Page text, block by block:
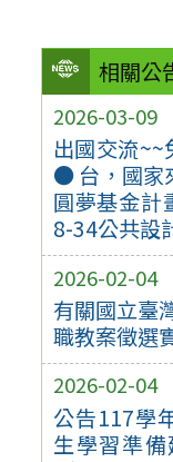
相關公
2026-03-09
出國交流
● 台，國家
圓夢基金
8-34公共設
2026-02-04
有關國立臺
職教案徵選
2026-02-04
公告117學
生學習準